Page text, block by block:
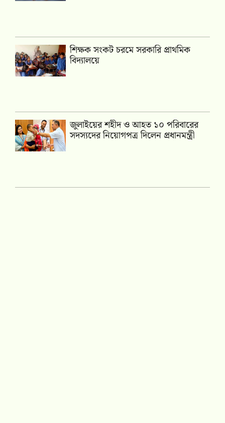
শিক্ষক সংকট চরমে সরকারি প্রাথমিক
বিদ্যালয়ে
জুলাইয়ের শহীদ ও আহত ১০ পরিবারের
সদস্যদের নিয়োগপত্র দিলেন প্রধানমন্ত্রী